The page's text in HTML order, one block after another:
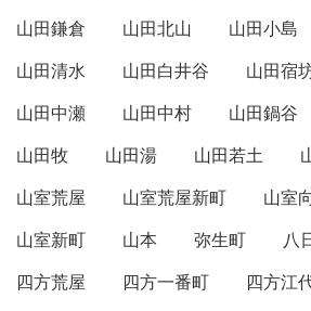
山田鎌倉
山田北山 山田小島
山田清水
山田白井谷 山田宿
山田中瀬
山田中村 山田鍋谷
山田牧
山田湯 山田若土
山室荒屋
山室荒屋新町
山室
山室新町
山本 弥生町 八
四方荒屋
四方一番町
四方江